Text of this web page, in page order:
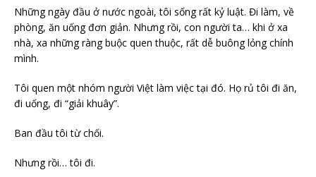
Những ngày đầu ở nước ngoài, tôi sống rất kỷ luật. Đi làm, về
phòng, ăn uống đơn giản. Nhưng rồi, con người ta… khi ở xa
nhà, xa những ràng buộc quen thuộc, rất dễ buông lỏng chính
mình.
Tôi quen một nhóm người Việt làm việc tại đó. Họ rủ tôi đi ăn,
đi uống, đi “giải khuây”.
Ban đầu tôi từ chối.
Nhưng rồi… tôi đi.